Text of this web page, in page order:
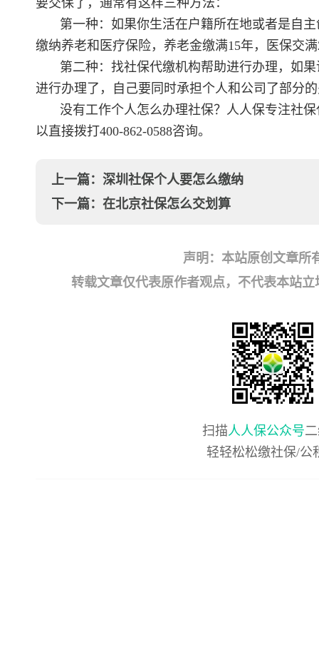
要交保了，通常有这样三种方法：
第一种：如果你生活在户籍所在地或者是自
缴纳养老和医疗保险，养老金缴满15年，医保交
第二种：找社保代缴机构帮助进行办理，如
进行办理了，自己要同时承担个人和公司了部分
没有工作个人怎么办理社保？人人保专注社
以直接拨打400-862-0588咨询。
上一篇： 深圳社保个人要怎么缴纳
下一篇： 在北京社保怎么交划算
声明：本站原创文章所
转载文章仅代表原作者观点，不代表本站
扫描人人保公众号
轻轻松松缴社保/公